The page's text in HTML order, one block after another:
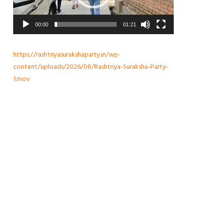
00:00 01:21
https://rashtriyasurakshaparty.in/wp-
content/uploads/2026/08/Rashtriya-Suraksha-Party-
1.mov